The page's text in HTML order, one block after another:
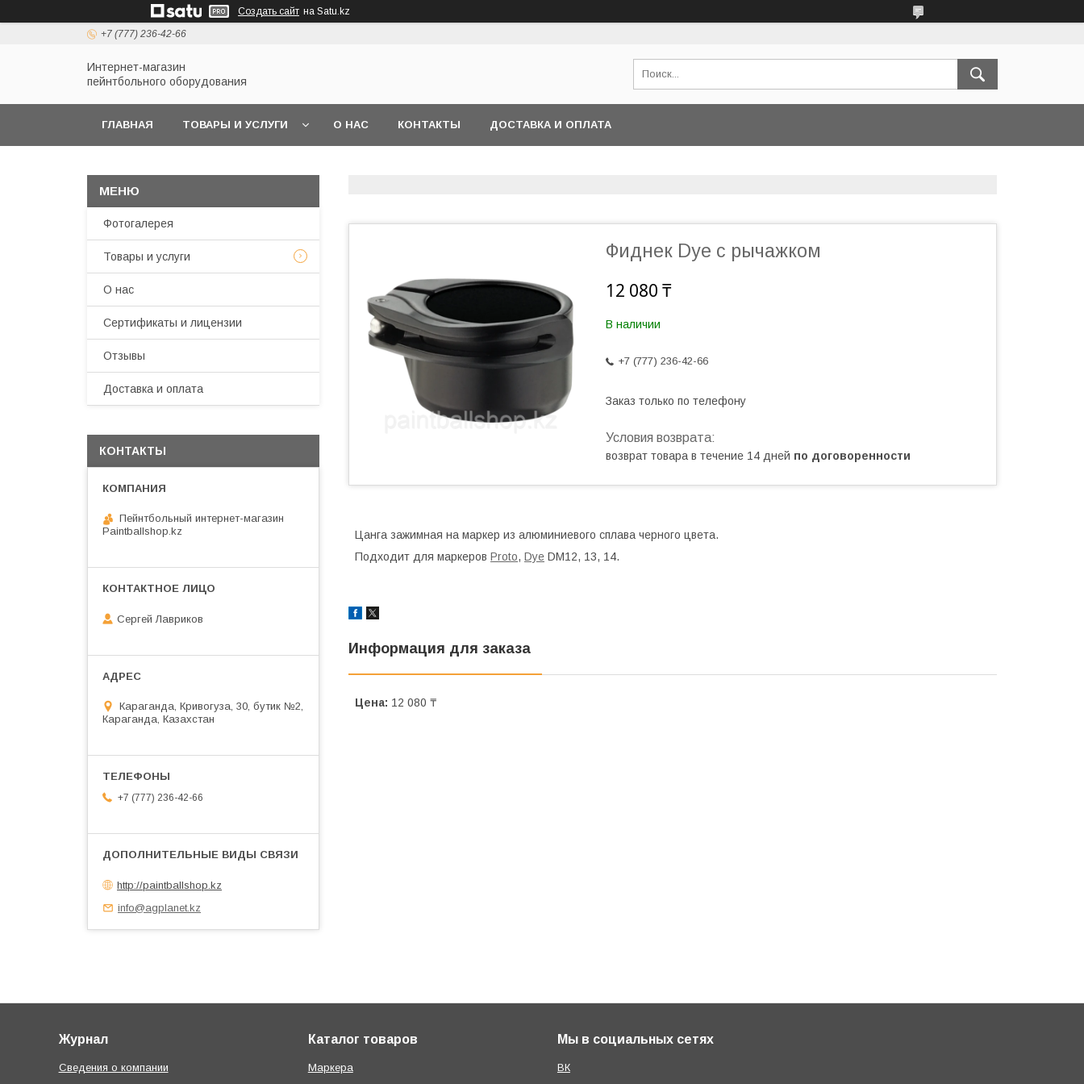
Создать сайт на Satu.kz
+7 (777) 236-42-66
Интернет-магазин
пейнтбольного оборудования
ГЛАВНАЯ ТОВАРЫ И УСЛУГИ О НАС КОНТАКТЫ ДОСТАВКА И ОПЛАТА
Фиднек Dye с рычажком
12 080 ₸
В наличии
+7 (777) 236-42-66
Заказ только по телефону
возврат товара в течение 14 дней по договоренности
Цанга зажимная на маркер из алюминиевого сплава черного цвета.
Подходит для маркеров Proto, Dye DM12, 13, 14.
Информация для заказа
Цена: 12 080 ₸
Фотогалерея
Товары и услуги
О нас
Сертификаты и лицензии
Отзывы
Доставка и оплата
КОНТАКТЫ
Пейнтбольный интернет-магазин
Paintballshop.kz
Сергей Лавриков
Караганда, Кривогуза, 30, бутик №2,
Караганда, Казахстан
+7 (777) 236-42-66
http://paintballshop.kz
info@agplanet.kz
Журнал
Сведения о компании
Каталог товаров
Маркера
Мы в социальных сетях
ВК